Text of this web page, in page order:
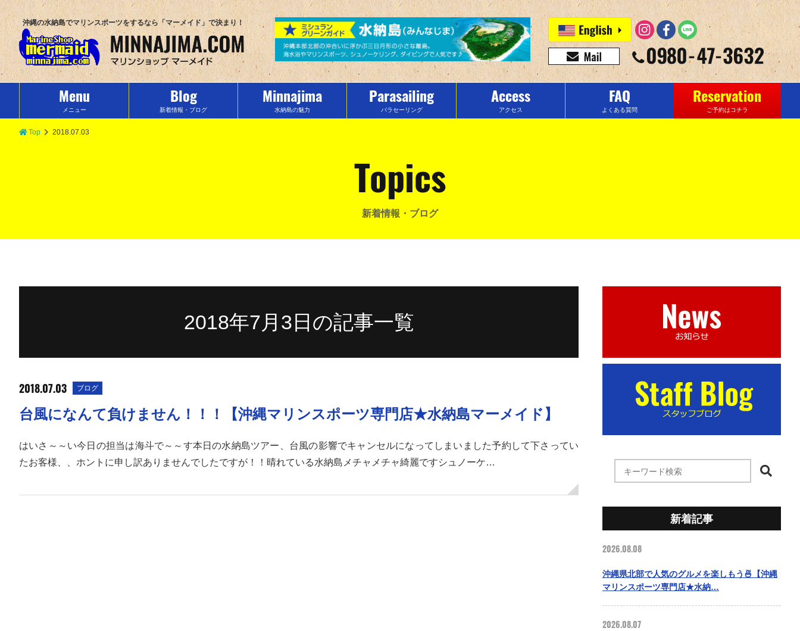
沖縄の水納島でマリンスポーツをするなら「マーメイド」で決まり！
Menu
メニュー
Blog
新着情報・ブログ
Minnajima
水納島の魅力
Parasailing
パラセーリング
Access
アクセス
FAQ
よくある質問
Reservation
ご予約はコチラ
Top 2018.07.03
Topics
新着情報・ブログ
2018年7月3日の記事一覧
2018.07.03 ブログ
台風になんて負けません！！！【沖縄マリンスポーツ専門店★水納島マーメイド】
はいさ～～い今日の担当は海斗で～～す本日の水納島ツアー、台風の影響でキャンセルになってしまいました予約して下さってい
たお客様、、ホントに申し訳ありませんでしたですが！！晴れている水納島メチャメチャ綺麗ですシュノーケ…
新着記事
2026.08.08
沖縄県北部で人気のグルメを楽しもう🍜【沖縄
マリンスポーツ専門店★水納…
2026.08.07